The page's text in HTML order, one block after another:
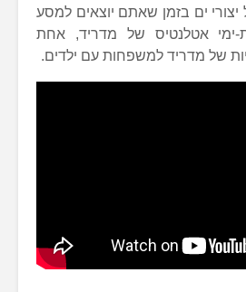
יצורי ים בזמן שאתם יוצאים למסע
אטלנטיס של מדריד, אחת
של מדריד למשפחות עם ילדים.